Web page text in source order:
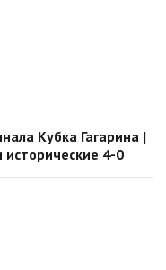
Кубка Гагарина |
4-0